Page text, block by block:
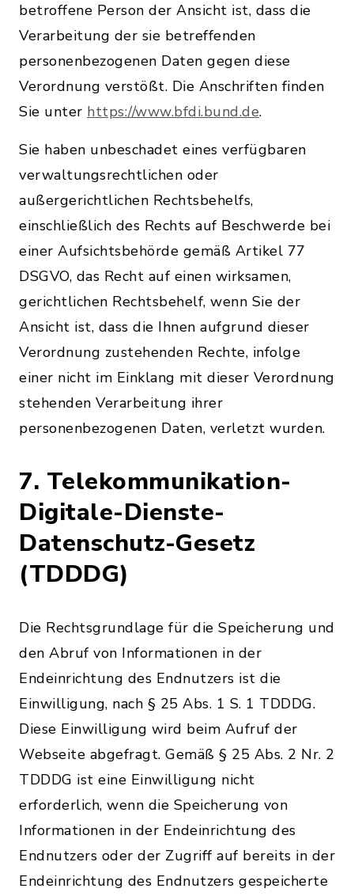
betroffene Person der Ansicht ist, dass die
Verarbeitung der sie betreffenden
personenbezogenen Daten gegen diese
Verordnung verstößt. Die Anschriften finden
Sie unter https://www.bfdi.bund.de.
Sie haben unbeschadet eines verfügbaren
verwaltungsrechtlichen oder
außergerichtlichen Rechtsbehelfs,
einschließlich des Rechts auf Beschwerde bei
einer Aufsichtsbehörde gemäß Artikel 77
DSGVO, das Recht auf einen wirksamen,
gerichtlichen Rechtsbehelf, wenn Sie der
Ansicht ist, dass die Ihnen aufgrund dieser
Verordnung zustehenden Rechte, infolge
einer nicht im Einklang mit dieser Verordnung
stehenden Verarbeitung ihrer
personenbezogenen Daten, verletzt wurden.
7. Telekommunikation-
Digitale-Dienste-
Datenschutz-Gesetz
(TDDDG)
Die Rechtsgrundlage für die Speicherung und
den Abruf von Informationen in der
Endeinrichtung des Endnutzers ist die
Einwilligung, nach § 25 Abs. 1 S. 1 TDDDG.
Diese Einwilligung wird beim Aufruf der
Webseite abgefragt. Gemäß § 25 Abs. 2 Nr. 2
TDDDG ist eine Einwilligung nicht
erforderlich, wenn die Speicherung von
Informationen in der Endeinrichtung des
Endnutzers oder der Zugriff auf bereits in der
Endeinrichtung des Endnutzers gespeicherte